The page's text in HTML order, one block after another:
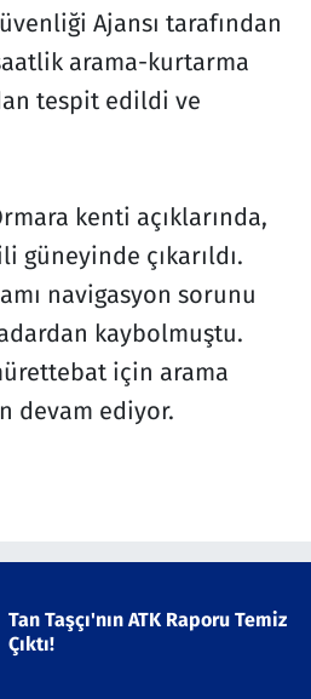
Ajansı tarafından
arama-kurtarma
tespit edildi ve
kenti açıklarında,
güneyinde çıkarıldı.
navigasyon sorunu
kaybolmuştu.
için arama
devam ediyor.
Tan Taşçı'nın ATK Raporu Temiz
Çıktı!